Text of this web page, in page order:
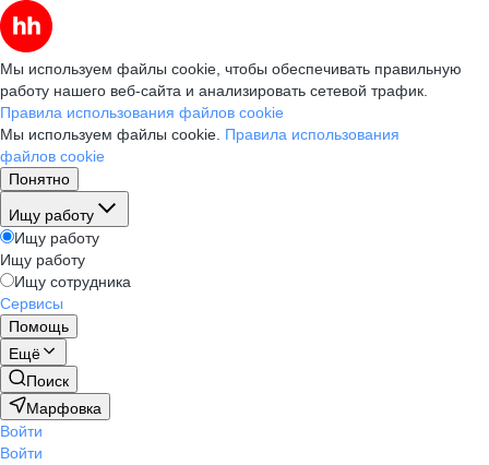
Мы используем файлы cookie, чтобы обеспечивать правильную
работу нашего веб-сайта и анализировать сетевой трафик.
Правила использования файлов cookie
Мы используем файлы cookie. Правила использования
файлов cookie
Понятно
Ищу работу
Ищу работу
Ищу работу
Ищу сотрудника
Сервисы
Помощь
Ещё
Поиск
Марфовка
Войти
Войти